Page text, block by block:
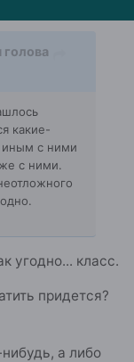
голова
какие-
иным с ними
с ними.
угодно... класс.
придется?
а либо